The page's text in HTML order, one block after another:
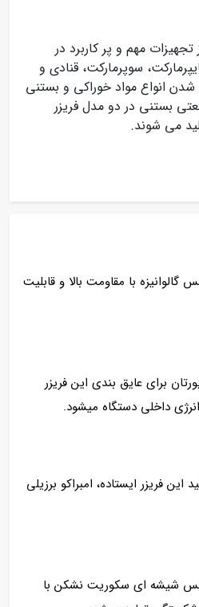
تجهیزات مهم و پر کاربرد در
سوپرمارکت، قنادی و
شدن انواع مواد خوراکی و بستنی
بستنی در دو مدل فریزر
می شوند.
با مقاومت بالا و قابلیت
برای عایق بندی این فریزر
داخلی دستگاه میشود.
این فریزر ایستاده، امبراکو برزیلی
شیشه ای سکوریت نشکن با